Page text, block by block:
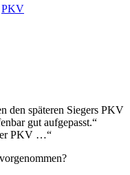
PKV
den späteren Siegers PKV
gut aufgepasst.“
PKV …“